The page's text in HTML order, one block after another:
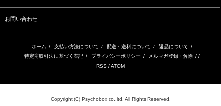
お問い合わせ
ホーム / 支払い方法について / 配送・送料について / 返品について /
特定商取引法に基づく表記 / プライバシーポリシー / メルマガ登録・解除 / /
RSS / ATOM
Copyright (C) Psychobox co.,ltd. All Rights Reserved.